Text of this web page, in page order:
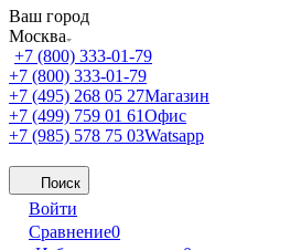
Ваш город
Москва
+7 (800) 333-01-79
+7 (800) 333-01-79
+7 (495) 268 05 27Магазин
+7 (499) 759 01 61Офис
+7 (985) 578 75 03Watsapp
Поиск
Войти
Сравнение0